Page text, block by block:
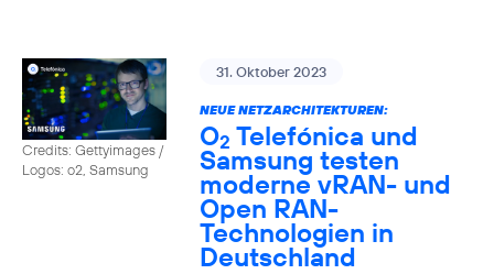
Credits: Gettyimages /
Logos: o2, Samsung
31. Oktober 2023
NEUE NETZARCHITEKTUREN:
O2 Telefónica und
Samsung testen
moderne vRAN- und
Open RAN-
Technologien in
Deutschland